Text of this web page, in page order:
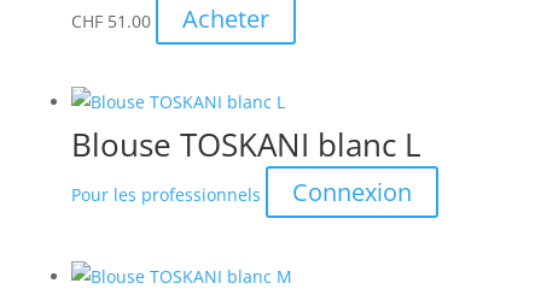
CHF51.00 Acheter
Blouse TOSKANI blanc L
Pour les professionnels Connexion